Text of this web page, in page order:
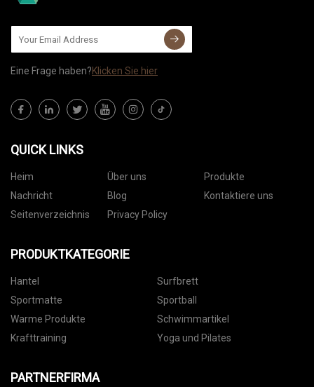
Eine Frage haben?Klicken Sie hier
QUICK LINKS
Heim Über uns
Produkte
Nachricht
Blog
Kontaktiere uns
Seitenverzeichnis
Privacy Policy
PRODUKTKATEGORIE
Hantel
Surfbrett
Sportmatte
Sportball
Warme Produkte
Schwimmartikel
Krafttraining
Yoga und Pilates
PARTNERFIRMA